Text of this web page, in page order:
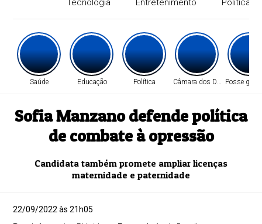
Tecnologia Entretenimento Política
Saúde Educação Política Câmara dos Deputados
Posse
Sofia Manzano defende política
de combate à opressão
Candidata também promete ampliar licenças
maternidade e paternidade
22/09/2022 às 21h05